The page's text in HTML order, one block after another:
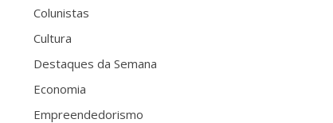
Colunistas
Cultura
Destaques da Semana
Economia
Empreendedorismo